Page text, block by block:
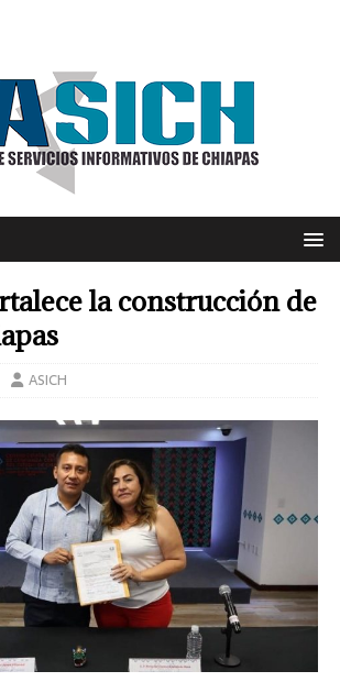
la construcción de
ASICH